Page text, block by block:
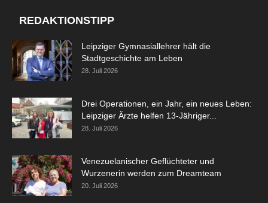
REDAKTIONSTIPP
Leipziger Gymnasiallehrer hält die
Stadtgeschichte am Leben
28. Juli 2026
Drei Operationen, ein Jahr, ein neues Leben:
Leipziger Ärzte helfen 13-Jähriger...
28. Juli 2026
Venezuelanischer Geflüchteter und
Wurzenerin werden zum Dreamteam
20. Juli 2026